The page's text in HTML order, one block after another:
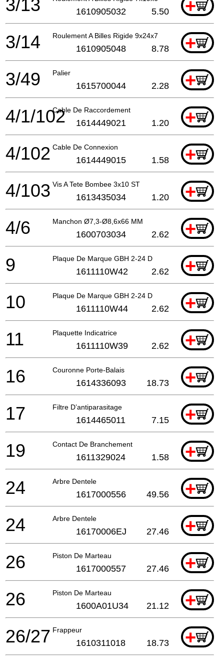
+
3/13 1610905032 5.50
Roulement A Billes Rigide 9x24x7 +
3/14 1610905048 8.78
Palier +
3/49 1615700044 2.28
Cable De Raccordement +
4/1/102 1614449021 1.20
Cable De Connexion +
4/102 1614449015 1.58
Vis A Tete Bombee 3x10 ST +
4/103 1613435034 1.20
Manchon Ø7,3-Ø8,6x66 MM +
4/6 1600703034 2.62
Plaque De Marque GBH 2-24 D +
9 1611110W42 2.62
Plaque De Marque GBH 2-24 D +
10 1611110W44 2.62
Plaquette Indicatrice +
11 1611110W39 2.62
Couronne Porte-Balais +
16 1614336093 18.73
Filtre D’antiparasitage +
17 1614465011 7.15
Contact De Branchement +
19 1611329024 1.58
Arbre Dentele +
24 1617000556 49.56
Arbre Dentele +
24 16170006EJ 27.46
Piston De Marteau +
26 1617000557 27.46
Piston De Marteau +
26 1600A01U34 21.12
Frappeur +
26/27 1610311018 18.73